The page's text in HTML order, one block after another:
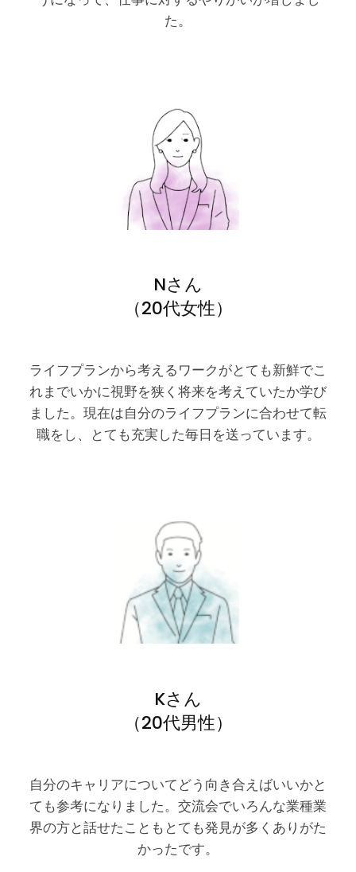
た。
Nさん
（20代女性）
ライフプランから考えるワークがとても新鮮でこ
れまでいかに視野を狭く将来を考えていたか学び
ました。現在は自分のライフプランに合わせて転
職をし、とても充実した毎日を送っています。
Kさん
（20代男性）
自分のキャリアについてどう向き合えばいいかと
ても参考になりました。交流会でいろんな業種業
界の方と話せたこともとても発見が多くありがた
かったです。